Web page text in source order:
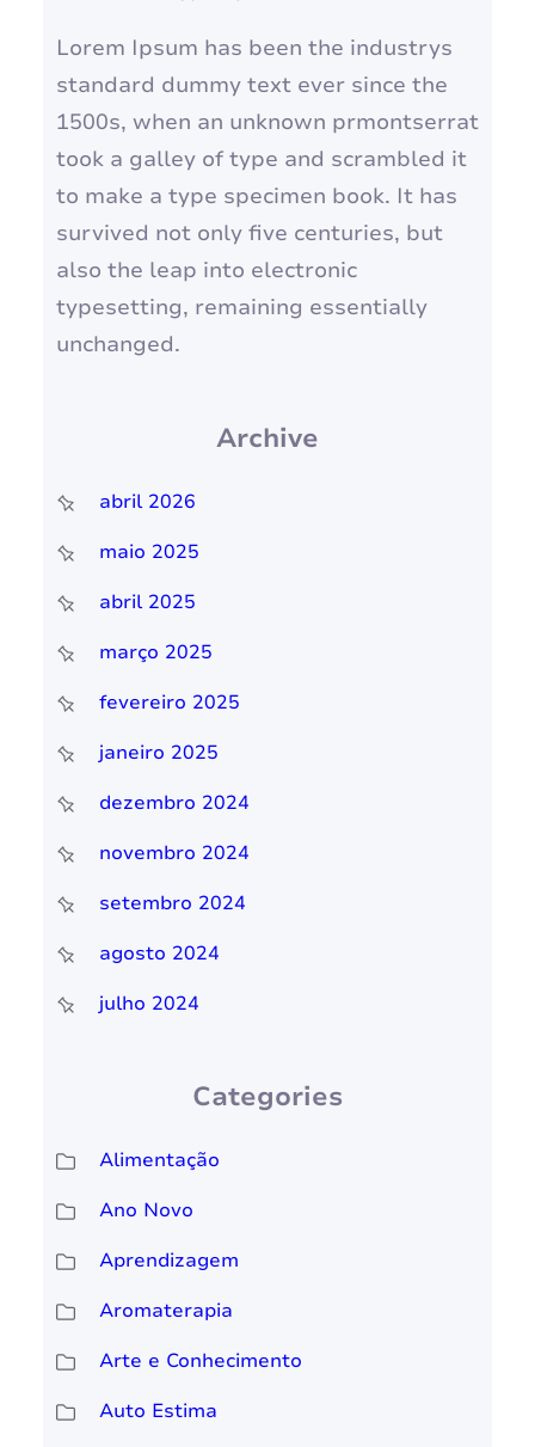
Lorem Ipsum has been the industrys
standard dummy text ever since the
1500s, when an unknown prmontserrat
took a galley of type and scrambled it
to make a type specimen book. It has
survived not only five centuries, but
also the leap into electronic
typesetting, remaining essentially
unchanged.
Archive
abril 2026
maio 2025
abril 2025
março 2025
fevereiro 2025
janeiro 2025
dezembro 2024
novembro 2024
setembro 2024
agosto 2024
julho 2024
Categories
Alimentação
Ano Novo
Aprendizagem
Aromaterapia
Arte e Conhecimento
Auto Estima